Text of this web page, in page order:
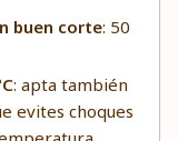
buen corte: 50
: apta también
evites choques